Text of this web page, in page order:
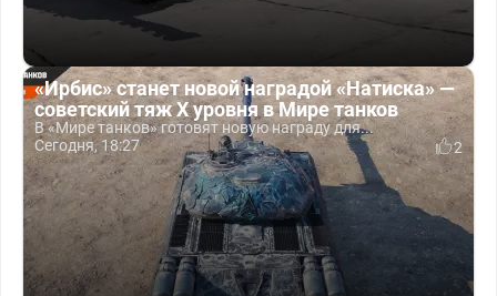
«Ирбис» станет новой наградой «Натиска» —
советский тяж X уровня в Мире танков
В «Мире танков» готовят новую награду для...
Сегодня, 18:27
2